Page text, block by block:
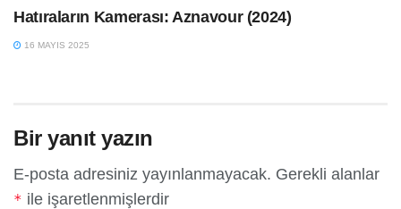
Hatıraların Kamerası: Aznavour (2024)
16 MAYIS 2025
Bir yanıt yazın
E-posta adresiniz yayınlanmayacak. Gerekli alanlar
* ile işaretlenmişlerdir